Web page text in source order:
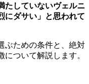
たしていないヴェルニ
にダサい」と思われて
ぶための条件と、絶対
ついて解説します。